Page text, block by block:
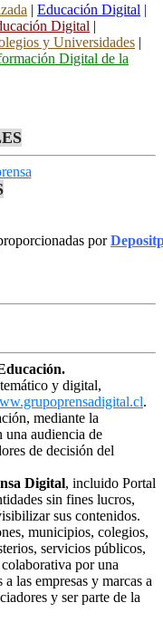
| Educación Digital |
Digital |
y Universidades |
Digital de la
por
y digital,
.
mediante la
una audiencia de
de decisión del
Digital, incluido Portal
sin fines lucros,
sus contenidos.
municipios, colegios,
servicios públicos,
por una
las empresas y marcas a
y ser parte de la